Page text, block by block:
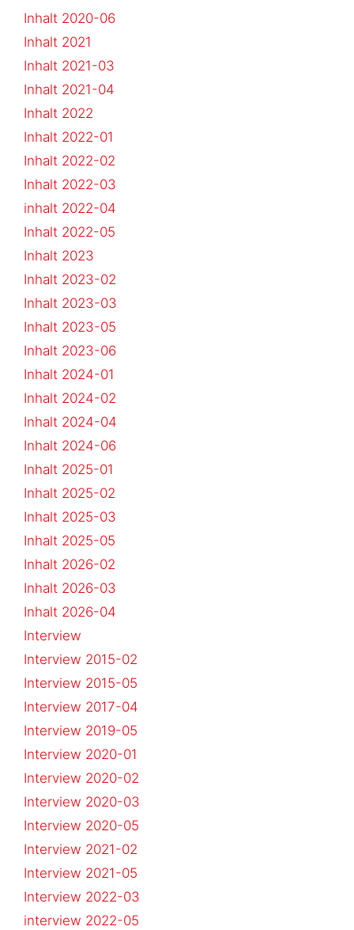
Inhalt 2020-06
Inhalt 2021
Inhalt 2021-03
Inhalt 2021-04
Inhalt 2022
Inhalt 2022-01
Inhalt 2022-02
Inhalt 2022-03
inhalt 2022-04
Inhalt 2022-05
Inhalt 2023
Inhalt 2023-02
Inhalt 2023-03
Inhalt 2023-05
Inhalt 2023-06
Inhalt 2024-01
Inhalt 2024-02
Inhalt 2024-04
Inhalt 2024-06
Inhalt 2025-01
Inhalt 2025-02
Inhalt 2025-03
Inhalt 2025-05
Inhalt 2026-02
Inhalt 2026-03
Inhalt 2026-04
Interview
Interview 2015-02
Interview 2015-05
Interview 2017-04
Interview 2019-05
Interview 2020-01
Interview 2020-02
Interview 2020-03
Interview 2020-05
Interview 2021-02
Interview 2021-05
Interview 2022-03
interview 2022-05